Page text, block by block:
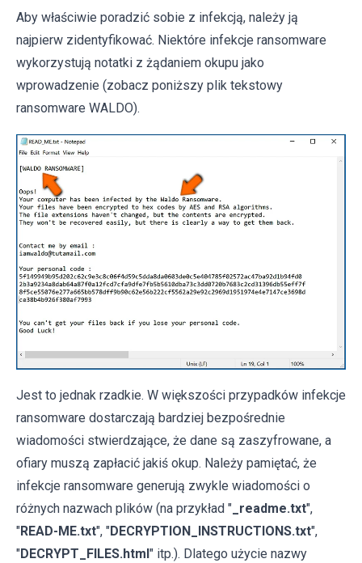
Aby właściwie poradzić sobie z infekcją, należy ją
najpierw zidentyfikować. Niektóre infekcje ransomware
wykorzystują notatki z żądaniem okupu jako
wprowadzenie (zobacz poniższy plik tekstowy
ransomware WALDO).
Jest to jednak rzadkie. W większości przypadków infekcje
ransomware dostarczają bardziej bezpośrednie
wiadomości stwierdzające, że dane są zaszyfrowane, a
ofiary muszą zapłacić jakiś okup. Należy pamiętać, że
infekcje ransomware generują zwykle wiadomości o
różnych nazwach plików (na przykład " _readme.txt",
"READ-ME.txt", "DECRYPTION_INSTRUCTIONS.txt",
"DECRYPT_FILES.html" itp.). Dlatego użycie nazwy